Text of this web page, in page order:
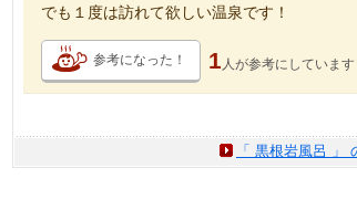
でも１度は訪れて欲しい温泉です！
参考になった！ 1 人が参考にしています
「 黒根岩風呂 」